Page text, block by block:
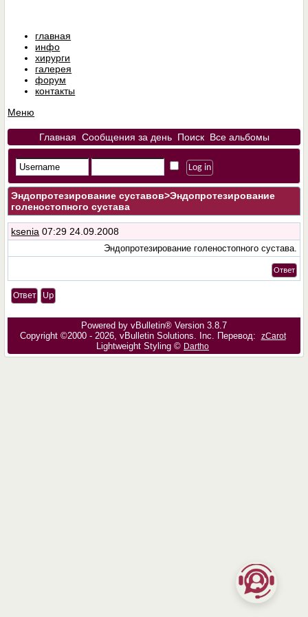
главная
инфо
хирурги
галерея
форум
контакты
Меню
Главная Сообщения за день Поиск Все альбомы
Эндопротезирование суставов>Эндопротезирование
голеностопного сустава
ksenia 07:29 24.09.2008
Эндопротезирование голеностопного сустава.
Ответ
Ответ Up
Powered by vBulletin® Version 3.8.7
Copyright ©2000 - 2026, vBulletin Solutions, Inc. Перевод:
zCarot
Lightweight Styling © Dartho